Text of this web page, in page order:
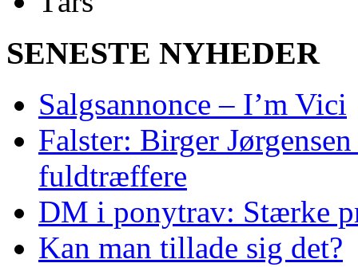
SENESTE NYHEDER
Salgsannonce – I’m Vici
Falster: Birger
fuldtræffere
DM i ponytrav: Stærke
Kan man tillade sig det?